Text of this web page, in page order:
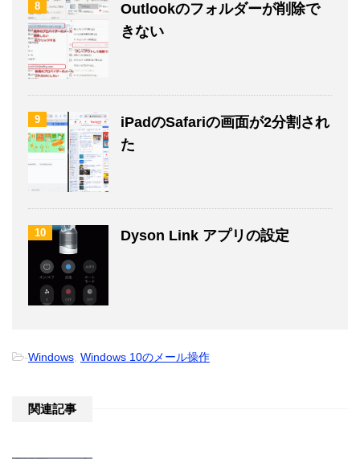
8
Outlookのフォルダーが削除で
きない
9
iPadのSafariの画面が2分割され
た
10 Dyson Link アプリの設定
-Windows, Windows 10のメール操作
関連記事